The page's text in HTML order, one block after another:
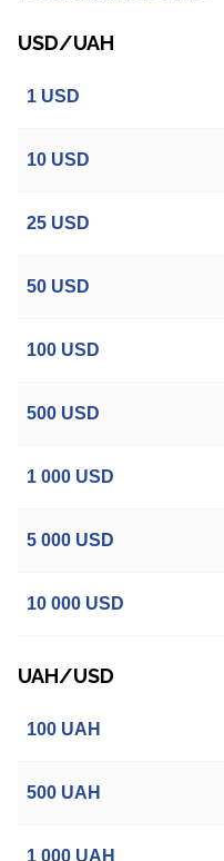
USD/UAH
1 USD
10 USD
25 USD
50 USD
100 USD
500 USD
1 000 USD
5 000 USD
10 000 USD
UAH/USD
100 UAH
500 UAH
1 000 UAH